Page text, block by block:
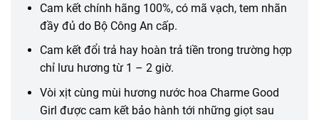
Cam kết chính hãng 100%, có mã vạch, tem nhãn
đầy đủ do Bộ Công An cấp.
Cam kết đổi trả hay hoàn trả tiền trong trường hợp
chỉ lưu hương từ 1 – 2 giờ.
Vòi xịt cùng mùi hương nước hoa Charme Good
Girl được cam kết bảo hành tới những giọt sau